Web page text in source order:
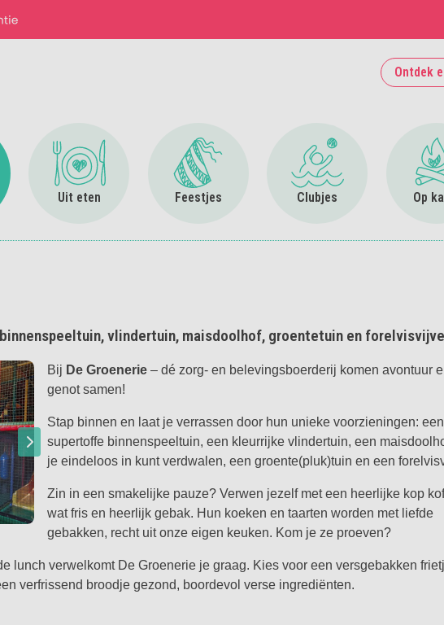
Ontdek
Eropuit
Uit eten
Ga naar Uit eten
Feestjes
Ga naar Feestjes
Clubjes
Ga naar Clubjes
Op
vlindertuin, maisdoolhof, groentetuin en
Bij De Groenerie – dé zorg- en belevingsboerderij komen avontuur
genot samen!
Stap binnen en laat je verrassen door hun unieke voorzieningen: een
supertoffe binnenspeeltuin, een kleurrijke vlindertuin, een
je eindeloos in kunt verdwalen, een groente(pluk)tuin en een
Zin in een smakelijke pauze? Verwen jezelf met een heerlijke kop
wat fris en heerlijk gebak. Hun koeken en taarten worden met liefde
gebakken, recht uit onze eigen keuken. Kom je ze proeven?
lunch verwelkomt De Groenerie je graag. Kies voor een versgebakken
verfrissend broodje gezond, boordevol verse ingrediënten.